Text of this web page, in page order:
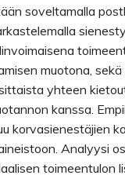
soveltamalla
muotona, sekä
yhteen
kanssa.
korvasienestäjien
Analyysi
toimeentulon